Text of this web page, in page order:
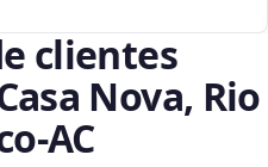
clientes
Nova, Rio